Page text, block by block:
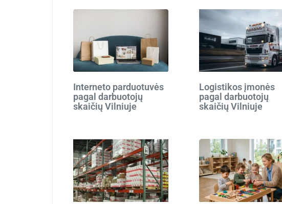
Interneto parduotuvės
pagal darbuotojų
skaičių Vilniuje
Logistikos įmonės
pagal darbuotojų
skaičių Vilniuje